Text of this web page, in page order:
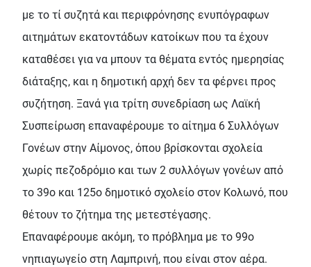
με το τί συζητά και περιφρόνησης ενυπόγραφων
αιτημάτων εκατοντάδων κατοίκων που τα έχουν
καταθέσει για να μπουν τα θέματα εντός ημερησίας
διάταξης, και η δημοτική αρχή δεν τα φέρνει προς
συζήτηση. Ξανά για τρίτη συνεδρίαση ως Λαϊκή
Συσπείρωση επαναφέρουμε το αίτημα 6 Συλλόγων
Γονέων στην Αίμονος, όπου βρίσκονται σχολεία
χωρίς πεζοδρόμιο και των 2 συλλόγων γονέων από
το 39ο και 125ο δημοτικό σχολείο στον Κολωνό, που
θέτουν το ζήτημα της μετεστέγασης.
Επαναφέρουμε ακόμη, το πρόβλημα με το 99ο
νηπιαγωγείο στη Λαμπρινή, που είναι στον αέρα.